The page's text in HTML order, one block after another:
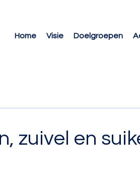
Home Visie Doelgroepen
zuivel en